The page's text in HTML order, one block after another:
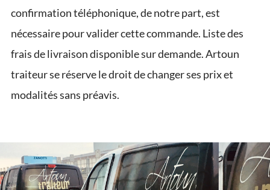
confirmation téléphonique, de notre part, est
nécessaire pour valider cette commande. Liste des
frais de livraison disponible sur demande. Artoun
traiteur se réserve le droit de changer ses prix et
modalités sans préavis.